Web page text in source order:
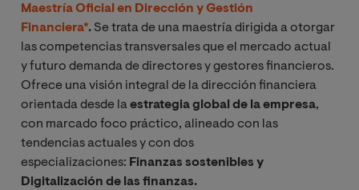
Maestría Oficial en Dirección y Gestión
Financiera*. Se trata de una maestría dirigida a otorgar
las competencias transversales que el mercado actual
y futuro demanda de directores y gestores financieros.
Ofrece una visión integral de la dirección financiera
orientada desde laestrategia global de la empresa,
con marcado foco práctico, alineado con las
tendencias actuales y con dos
especializaciones: Finanzas sostenibles y
Digitalización de las finanzas.